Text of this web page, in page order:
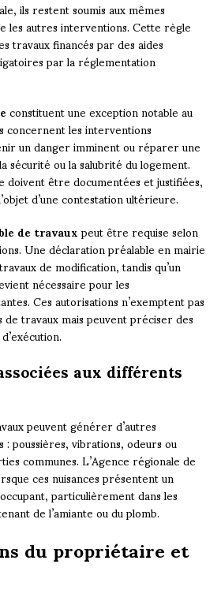
ils restent soumis aux mêmes
les autres interventions. Cette règle
travaux financés par des aides
par la réglementation
constituent une exception notable au
les interventions
un danger imminent ou réparer une
ou la salubrité du logement.
doivent être documentées et justifiées,
d’une contestation ultérieure.
de travauxpeut être requise selon
Une déclaration préalable en mairie
de modification, tandis qu’un
nécessaire pour les
Ces autorisations n’exemptent pas
travaux mais peuvent préciser des
aux différents
peuvent générer d’autres
poussières, vibrations, odeurs ou
communes. L’Agence régionale de
ces nuisances présentent un
particulièrement dans les
de l’amiante ou du plomb.
du propriétaire et